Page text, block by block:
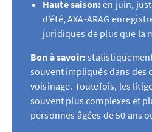
Haute saison:en juin,
d’été, AXA-ARAG
juridiques de plus que la
Bon à savoir:
souvent impliqués dans des
voisinage. Toutefois, les
souvent plus complexes et
personnes âgées de 50 ans